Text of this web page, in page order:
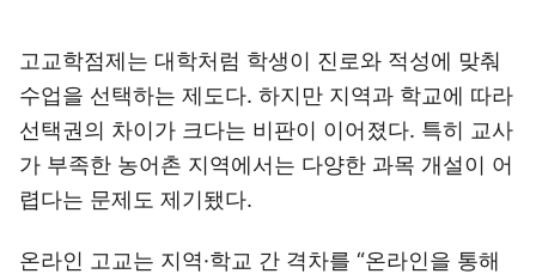
고교학점제는 대학처럼 학생이 진로와 적성에 맞춰
수업을 선택하는 제도다. 하지만 지역과 학교에 따라
선택권의 차이가 크다는 비판이 이어졌다. 특히 교사
가 부족한 농어촌 지역에서는 다양한 과목 개설이 어
렵다는 문제도 제기됐다.
온라인 고교는 지역·학교 간 격차를 “온라인을 통해